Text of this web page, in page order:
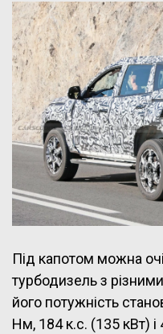
Під капотом можна
турбодизель з
його потужність
Нм, 184 к.с. (135 кВт)